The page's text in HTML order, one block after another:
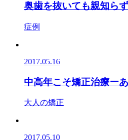
奥歯を抜いても親知ら
症例
2017.05.16
中高年こそ矯正治療ー
大人の矯正
2017.05.10